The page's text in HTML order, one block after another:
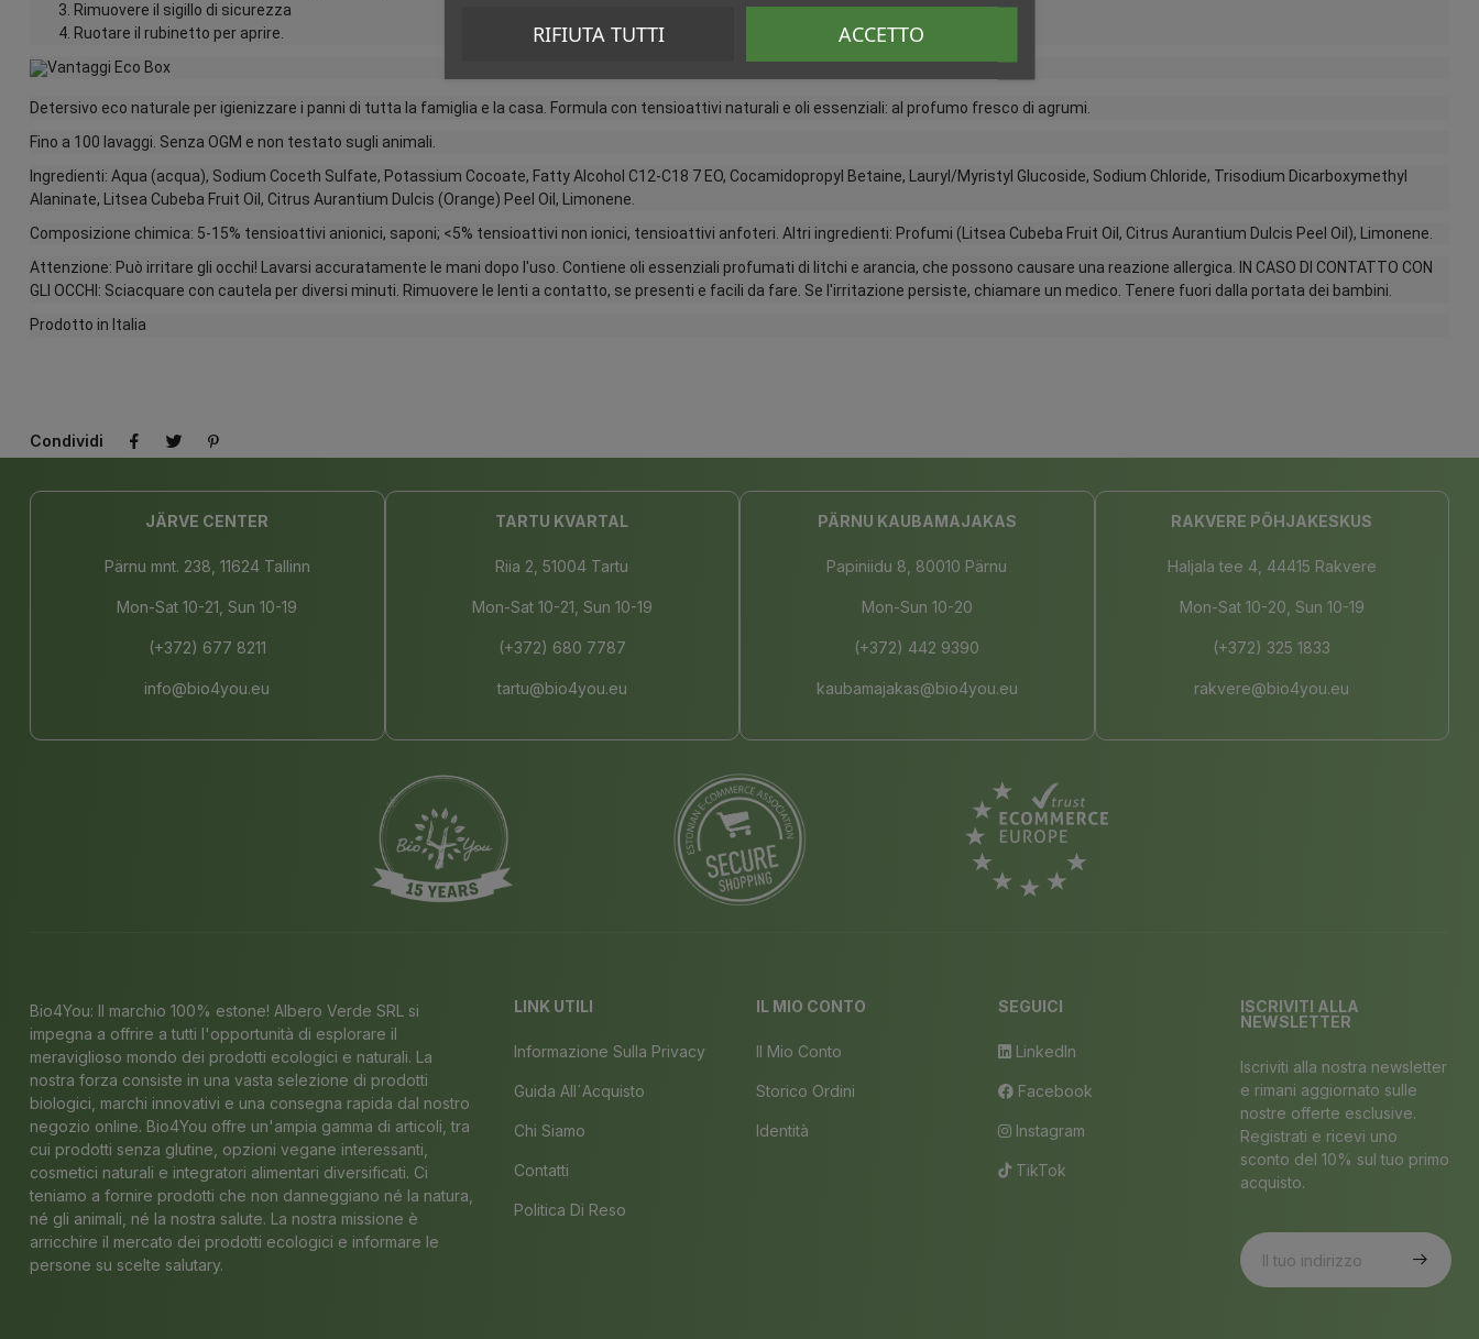
Rimuovere il sigillo di sicurezza
Ruotare il rubinetto per aprire.
Detersivo eco naturale per igienizzare i panni di tutta la famiglia e la casa. Formula con tensioattivi naturali e oli essenziali: al profumo fresco di agrumi.
Fino a 100 lavaggi. Senza OGM e non testato sugli animali.
Ingredienti: Aqua (acqua), Sodium Coceth Sulfate, Potassium Cocoate, Fatty Alcohol C12-C18 7 EO, Cocamidopropyl Betaine, Lauryl/Myristyl Glucoside, Sodium Chloride, Trisodium Dicarboxymethyl
Alaninate, Litsea Cubeba Fruit Oil, Citrus Aurantium Dulcis (Orange) Peel Oil, Limonene.
Composizione chimica: 5-15% tensioattivi anionici, saponi; <5% tensioattivi non ionici, tensioattivi anfoteri. Altri ingredienti: Profumi (Litsea Cubeba Fruit Oil, Citrus Aurantium Dulcis Peel Oil), Limonene.
Attenzione: Può irritare gli occhi! Lavarsi accuratamente le mani dopo l'uso. Contiene oli essenziali profumati di litchi e arancia, che possono causare una reazione allergica. IN CASO DI CONTATTO CON
GLI OCCHI: Sciacquare con cautela per diversi minuti. Rimuovere le lenti a contatto, se presenti e facili da fare. Se l'irritazione persiste, chiamare un medico. Tenere fuori dalla portata dei bambini.
Prodotto in Italia
Condividi
JÄRVE CENTER
Pärnu mnt. 238, 11624 Tallinn
Mon-Sat 10-21, Sun 10-19
(+372) 677 8211
info@bio4you.eu
TARTU KVARTAL
Riia 2, 51004 Tartu
Mon-Sat 10-21, Sun 10-19
(+372) 680 7787
tartu@bio4you.eu
PÄRNU KAUBAMAJAKAS
Papiniidu 8, 80010 Pärnu
Mon-Sun 10-20
(+372) 442 9390
kaubamajakas@bio4you.eu
RAKVERE PÕHJAKESKUS
Haljala tee 4, 44415 Rakvere
Mon-Sat 10-20, Sun 10-19
(+372) 325 1833
rakvere@bio4you.eu
Bio4You: Il marchio 100% estone! Albero Verde SRL si
impegna a offrire a tutti l'opportunità di esplorare il
meraviglioso mondo dei prodotti ecologici e naturali. La
nostra forza consiste in una vasta selezione di prodotti
biologici, marchi innovativi e una consegna rapida dal nostro
negozio online. Bio4You offre un'ampia gamma di articoli, tra
cui prodotti senza glutine, opzioni vegane interessanti,
cosmetici naturali e integratori alimentari diversificati. Ci
teniamo a fornire prodotti che non danneggiano né la natura,
né gli animali, né la nostra salute. La nostra missione è
arricchire il mercato dei prodotti ecologici e informare le
persone su scelte salutary.
LINK UTILI
Informazione Sulla Privacy
Guida All´acquisto
Chi Siamo
Contatti
Politica Di Reso
IL MIO CONTO
Il Mio Conto
Storico Ordini
Identità
SEGUICI
LinkedIn
Facebook
Instagram
TikTok
ISCRIVITI ALLA
NEWSLETTER
Iscriviti alla nostra newsletter
e rimani aggiornato sulle
nostre offerte esclusive.
Registrati e ricevi uno
sconto del 10% sul tuo primo
acquisto.
RIFIUTA TUTTI ACCETTO